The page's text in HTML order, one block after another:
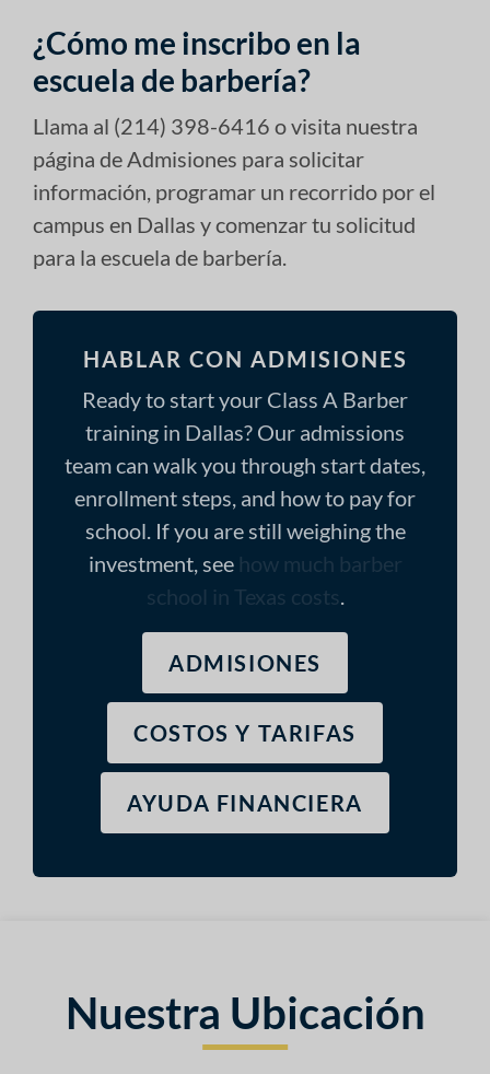
¿Cómo me inscribo en la
escuela de barbería?
Llama al (214) 398-6416 o visita nuestra
página de Admisiones para solicitar
información, programar un recorrido por el
campus en Dallas y comenzar tu solicitud
para la escuela de barbería.
HABLAR CON ADMISIONES
Ready to start your Class A Barber
training in Dallas? Our admissions
team can walk you through start dates,
enrollment steps, and how to pay for
school. If you are still weighing the
investment, see how much barber
school in Texas costs
ADMISIONES
COSTOS Y TARIFAS
AYUDA FINANCIERA
Nuestra Ubicación